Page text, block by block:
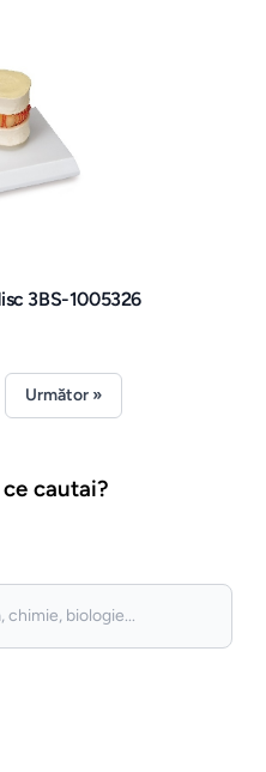
3BS-1005326
Următor »
cautai?